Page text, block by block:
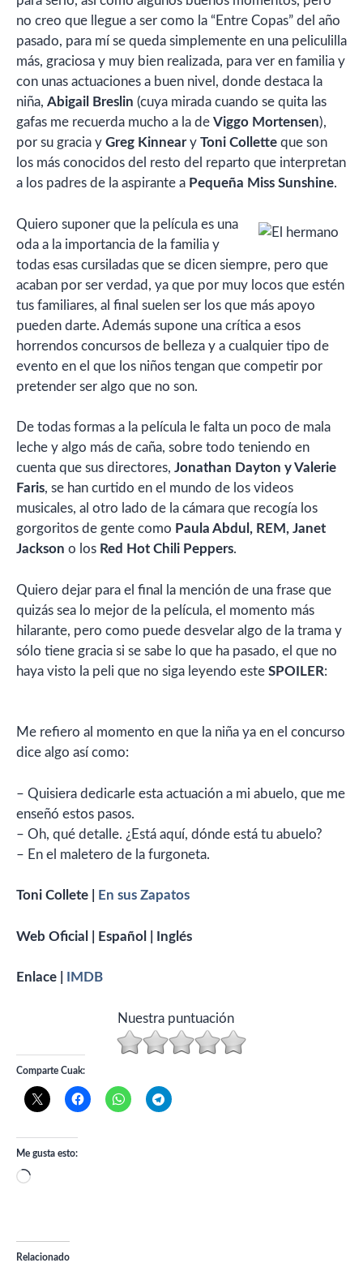
no creo que llegue a ser como la “Entre Copas” del año
pasado, para mí se queda simplemente en una peliculilla
más, graciosa y muy bien realizada, para ver en familia y
con unas actuaciones a buen nivel, donde destaca la
niña, Abigail Breslin (cuya mirada cuando se quita las
gafas me recuerda mucho a la de Viggo Mortensen),
por su gracia y Greg Kinneary Toni Collette que son
los más conocidos del resto del reparto que interpretan
a los padres de la aspirante a Pequeña Miss Sunshine.
Quiero suponer que la película es una
oda a la importancia de la familia y
todas esas cursiladas que se dicen siempre, pero que
acaban por ser verdad, ya que por muy locos que estén
tus familiares, al final suelen ser los que más apoyo
pueden darte. Además supone una crítica a esos
horrendos concursos de belleza y a cualquier tipo de
evento en el que los niños tengan que competir por
pretender ser algo que no son.
De todas formas a la película le falta un poco de mala
leche y algo más de caña, sobre todo teniendo en
cuenta que sus directores, Jonathan Dayton y Valerie
Faris, se han curtido en el mundo de los videos
musicales, al otro lado de la cámara que recogía los
gorgoritos de gente como Paula Abdul, REM, Janet
Jackson o los Red Hot Chili Peppers.
Quiero dejar para el final la mención de una frase que
quizás sea lo mejor de la película, el momento más
hilarante, pero como puede desvelar algo de la trama y
sólo tiene gracia si se sabe lo que ha pasado, el que no
haya visto la peli que no siga leyendo este SPOILER:
Me refiero al momento en que la niña ya en el concurso
dice algo así como:
– Quisiera dedicarle esta actuación a mi abuelo, que me
enseñó estos pasos.
– Oh, qué detalle. ¿Está aquí, dónde está tu abuelo?
– En el maletero de la furgoneta.
Toni Collete | En sus Zapatos
Web Oficial | Español | Inglés
Enlace | IMDB
Nuestra puntuación
Comparte Cuak:
Me gusta esto:
Cargando...
Relacionado